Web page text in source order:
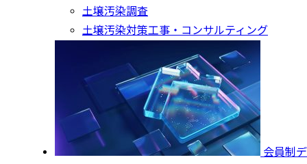
土壌汚染調査
土壌汚染対策工事・コンサルティング
会員制デ